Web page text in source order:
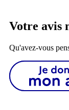
Votre avis
Qu'avez-vous